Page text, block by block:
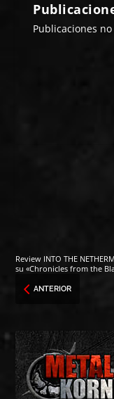
Publicaciones
Review INTO THE
su «Chronicles from the
ANTERIOR